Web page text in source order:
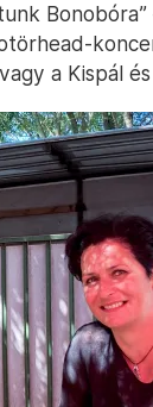
Bonobóra”
a Kispál